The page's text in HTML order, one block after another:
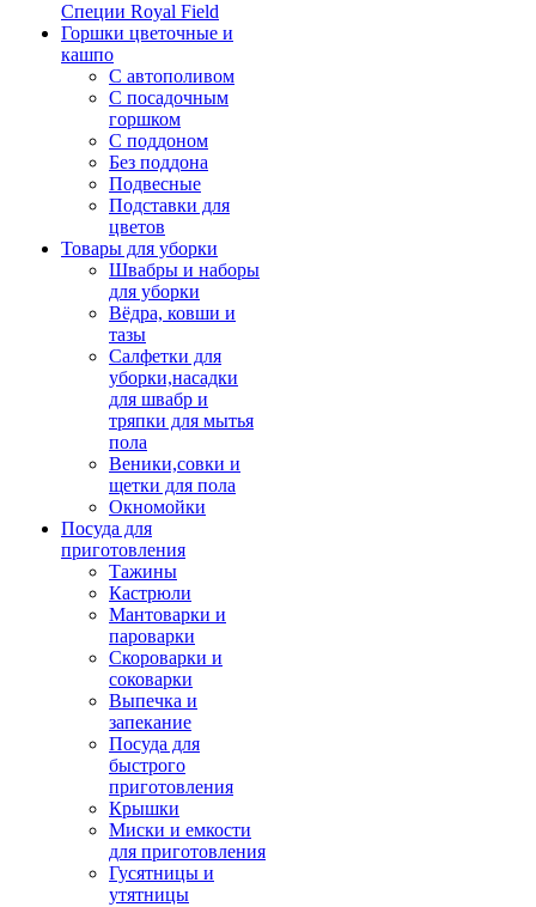
Специи Royal Field
Горшки цветочные и
кашпо
С автополивом
С посадочным
горшком
С поддоном
Без поддона
Подвесные
Подставки для
цветов
Товары для уборки
Швабры и наборы
для уборки
Вёдра, ковши и
тазы
Салфетки для
уборки,насадки
для швабр и
тряпки для мытья
пола
Веники,совки и
щетки для пола
Окномойки
Посуда для
приготовления
Тажины
Кастрюли
Мантоварки и
пароварки
Скороварки и
соковарки
Выпечка и
запекание
Посуда для
быстрого
приготовления
Крышки
Миски и емкости
для приготовления
Гусятницы и
утятницы